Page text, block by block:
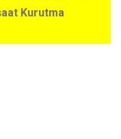
Kurutma